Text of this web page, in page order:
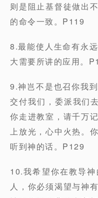
则是阻止基督徒做出
的命令一致。P119
8.最能使人生命有永
大需要所讲的应用。
9.神岂不是也召你我
交付我们，委派我们
你走进教室，请千万
上放光，心中火热。
听到神的话。P129
10.我希望你在教导
人，你必须渴望与神